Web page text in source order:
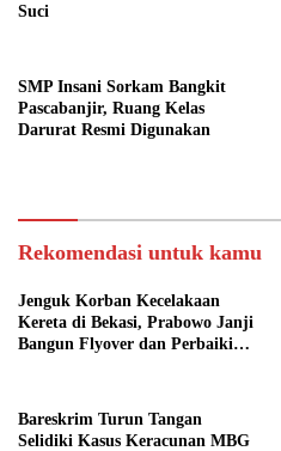
Suci
SMP Insani Sorkam Bangkit
Pascabanjir, Ruang Kelas
Darurat Resmi Digunakan
Rekomendasi untuk kamu
Jenguk Korban Kecelakaan
Kereta di Bekasi, Prabowo Janji
Bangun Flyover dan Perbaiki
Bareskrim Turun Tangan
Selidiki Kasus Keracunan MBG